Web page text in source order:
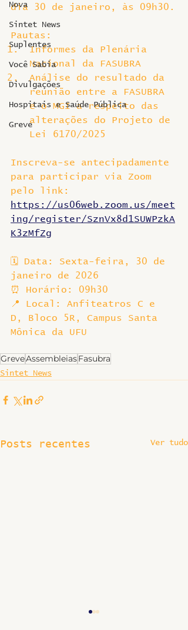
Nova
Sintet News
Suplentes
Você Sabia
Divulgações
Hospitais e Saúde Pública
Greve
dia 30 de janeiro, às 09h30.
Pautas:
Informes da Plenária
Nacional da FASUBRA
Análise do resultado da
reunião entre a FASUBRA
e o MGI a respeito das
alterações do Projeto de
Lei 6170/2025
Inscreva-se antecipadamente
para participar via Zoom
pelo link:
https://us06web.zoom.us/meet
ing/register/SznVx8d1SUWPzkA
K3zMfZg
🗓️ Data: Sexta-feira, 30 de
janeiro de 2026
⏰ Horário: 09h30
📍 Local: Anfiteatros C e
D, Bloco 5R, Campus Santa
Mônica da UFU
GreveAssembleiasFasubra
Sintet News
Posts recentes Ver tudo